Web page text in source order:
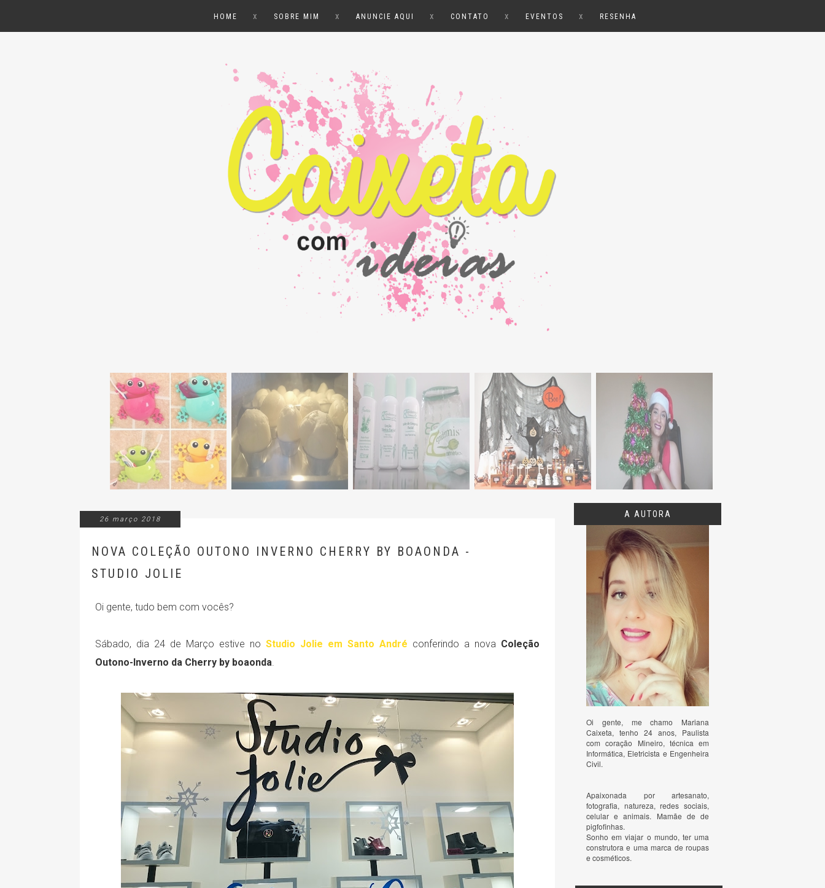
HOME x SOBRE MIM x ANUNCIE AQUI x CONTATO x EVENTOS x RESENHA
26 março 2018
NOVA COLEÇÃO OUTONO INVERNO CHERRY BY BOAONDA -
STUDIO JOLIE
Oi gente, tudo bem com vocês?
Sábado, dia 24 de Março estive no Studio Jolie em Santo André conferindo a nova Coleção
Outono-Inverno da Cherry by boaonda.
A AUTORA
Oi gente, me chamo Mariana
Caixeta, tenho 24 anos, Paulista
com coração Mineiro, técnica em
Informática, Eletricista e Engenheira
Civil.
Apaixonada por artesanato,
fotografia, natureza, redes sociais,
celular e animais. Mamãe de de
pigfofinhas.
Sonho em viajar o mundo, ter uma
construtora e uma marca de roupas
e cosméticos.